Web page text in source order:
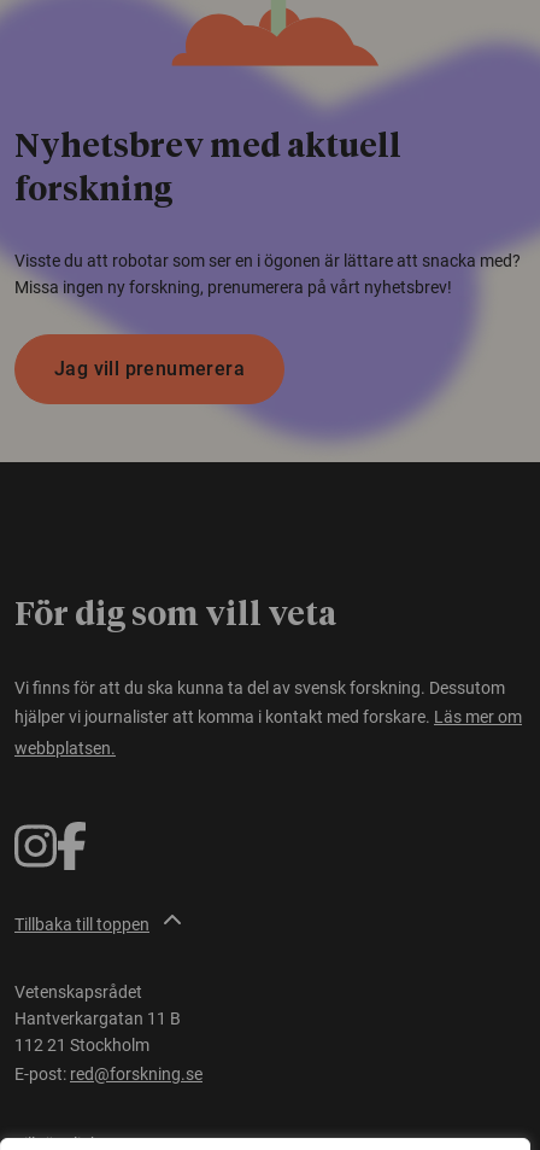
Nyhetsbrev med aktuell
forskning
Visste du att robotar som ser en i ögonen är lättare att snacka med?
Missa ingen ny forskning, prenumerera på vårt nyhetsbrev!
Jag vill prenumerera
För dig som vill veta
Vi finns för att du ska kunna ta del av svensk forskning. Dessutom
hjälper vi journalister att komma i kontakt med forskare. Läs mer om
webbplatsen.
Tillbaka till toppen
Vetenskapsrådet
Hantverkargatan 11 B
112 21 Stockholm
E-post: red@forskning.se
Tillgänglighet